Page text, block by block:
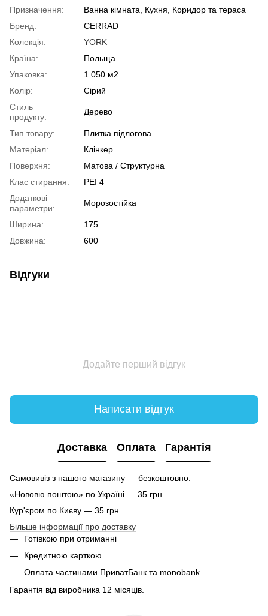
Призначення:
Ванна кімната, Кухня, Коридор та тераса
Бренд:
CERRAD
Колекція:
YORK
Країна:
Польща
Упаковка:
1.050 м2
Колір:
Сірий
Стиль
продукту:
Дерево
Тип товару:
Плитка підлогова
Матеріал:
Клінкер
Поверхня:
Матова / Структурна
Клас стирання:
PEI 4
Додаткові
параметри:
Морозостійка
Ширина:
175
Довжина:
600
Відгуки
Додайте перший відгук
Написати відгук
Доставка Оплата Гарантія
Самовивіз з нашого магазину — безкоштовно.
«Нововю поштою» по Україні — 35 грн.
Кур'єром по Києву — 35 грн.
Більше інформації про доставку
Готівкою при отриманні
Кредитною карткою
Оплата частинами ПриватБанк та monobank
Гарантія від виробника 12 місяців.